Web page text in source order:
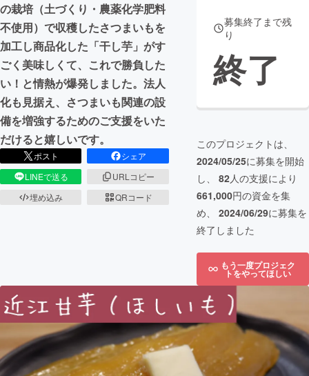
の栽培（土づくり・農薬化学肥料
不使用）で収穫したさつまいもを
加工し商品化した「干し芋」がす
ごく美味しくて、これで勝負した
い！と情熱が爆発しました。法人
化も見据え、さつまいも関連の設
備を増強するためのご支援をいた
だけると嬉しいです。
ポスト
シェア
LINEで送る
URLコピー
埋め込み
QRコード
募集終了まで残
り
終了
このプロジェクトは、
2024/05/25に募集を開始
し、 82人の支援により
661,000円の資金を集
め、 2024/06/29に募集を
終了しました
もう一度プロジェク
トをやってほしい